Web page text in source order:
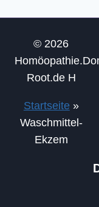
© 2026
Root.de H
Startseite»
Waschmittel-
Ekzem